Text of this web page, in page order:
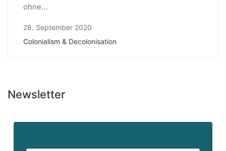
ohne…
28. September 2020
Colonialism & Decolonisation
Newsletter